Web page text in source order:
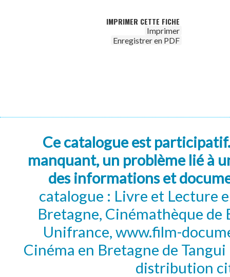
IMPRIMER CETTE FICHE
Imprimer
Enregistrer en PDF
Ce catalogue est
manquant, un problème lié à
des informations et
catalogue : Livre et Lecture
Bretagne, Cinémathèque de
Unifrance, www.film-
Cinéma en Bretagne de
distribution